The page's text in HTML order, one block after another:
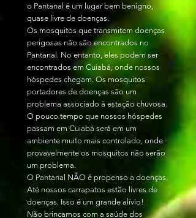
o Pantanal é um lugar bem benigno,
quase livre de doenças.
Os mosquitos que transmitem doenças
perigosas não são encontrados no
Pantanal. No entanto, eles podem ser
encontrados em Cuiabá, onde nossos
hóspedes chegam. Os mosquitos
portadores de doenças são um
problema associado à estação chuvosa.
O pouco tempo que nossos hóspedes
passam em Cuiabá será em um
ambiente muito mais controlado, onde
provavelmente os mosquitos não serão
um problema.
O Pantanal NÃO é propenso a doenças.
Até nossos carrapatos estão livres de
doenças. Isso é um grande alívio!
Não brincamos com a saúde dos